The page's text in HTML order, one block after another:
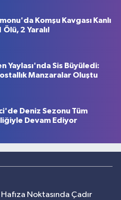
Komşu Kavgası Kanlı
Ölü, 2 Yaralı!
Yaylası'nda Sis Büyüledi:
Manzaralar Oluştu
Deniz Sezonu Tüm
Devam Ediyor
Noktasında Çadır